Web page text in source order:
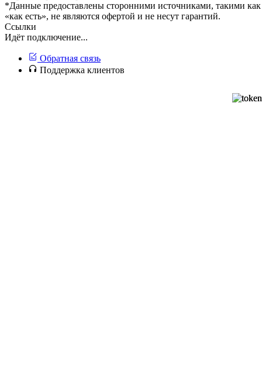
*Данные предоставлены сторонними источниками, такими
«как есть», не являются офертой и не несут гарантий.
Ссылки
Идёт подключение...
Обратная связь
Поддержка клиентов